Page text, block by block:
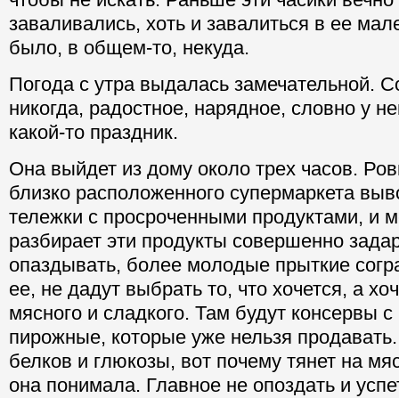
заваливались, хоть и завалиться в ее
было, в общем-то, некуда.
Погода с утра выдалась замечательной.
никогда, радостное, нарядное, словно у
какой-то праздник.
Она выйдет из дому около трех часов.
близко расположенного супермаркета
тележки с просроченными продуктами, и
разбирает эти продукты совершенно
опаздывать, более молодые прыткие
ее, не дадут выбрать то, что хочется, а
мясного и сладкого. Там будут консервы
пирожные, которые уже нельзя
белков и глюкозы, вот почему тянет на
она понимала. Главное не опоздать и